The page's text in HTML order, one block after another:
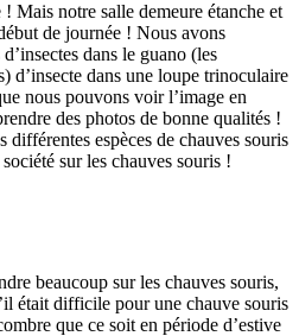
Mais notre salle demeure étanche et
de journée ! Nous avons
dans le guano (les
d’insecte dans une loupe trinoculaire
nous pouvons voir l’image en
des photos de bonne qualités !
différentes espèces de chauves souris
sur les chauves souris !
beaucoup sur les chauves souris,
était difficile pour une chauve souris
que ce soit en période d’estive